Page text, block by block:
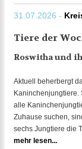
31.07.2026 -
Tiere der
Roswitha und
Aktuell beherbergt
Kaninchenjungtiere.
alle
Zuhause suchen,
sechs Jungtiere die
mehr lesen...